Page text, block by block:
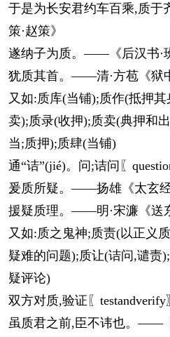
于是为长安君约车百乘,质
策·赵策》
遂纳子为质。——《后汉书·
犹质其首。——清·方苞《狱
又如:质库(当铺);质作(抵押
卖);质录(收押);质卖(典押和
当;质押);质肆(当铺)
通“诘”(jié)。问;诘问〖
爰质所疑。——扬雄《太玄经
援疑质理。——明·宋濂《送
又如:质之鬼神;质责(以正义
疑难的问题);质让(诘问,谴责
疑评论)
双方对质,验证〖testandverify
虽质君之前,臣不讳也。——《